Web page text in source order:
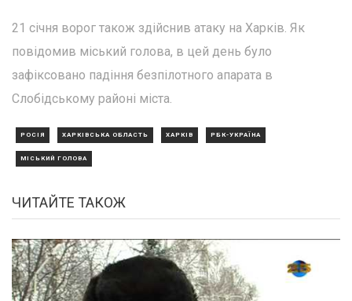
21 січня ворог також здійснив атаку на Харків. Як
повідомив міський голова, в цей день було
зафіксовано падіння безпілотного апарата в
Слобідському районі міста.
РОСІЯ ХАРКІВСЬКА ОБЛАСТЬ ХАРКІВ РБК-УКРАЇНА
МІСЬКИЙ ГОЛОВА
ЧИТАЙТЕ ТАКОЖ